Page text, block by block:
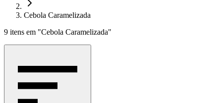
Cebola Caramelizada
9 itens em "Cebola Caramelizada"